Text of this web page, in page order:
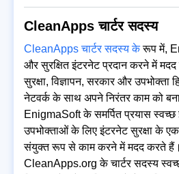
CleanApps चार्टर सदस्य
CleanApps चार्टर सदस्य केरूप में,
और सुरक्षित इंटरनेट प्रदान करने में
सुरक्षा, विज्ञापन, सरकार और उपभोक्ता
नेटवर्क के साथ अपने निरंतर काम को
EnigmaSoft के समर्पित प्रयास
उपभोक्ताओं के लिए इंटरनेट सुरक्षा के एक
संयुक्त रूप से काम करने में मदद करते
CleanApps.org के चार्टर सदस्य